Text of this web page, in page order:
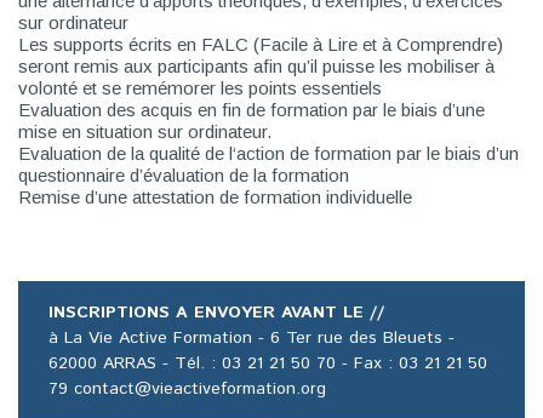
sur ordinateur
Les supports écrits en FALC (Facile à Lire et à Comprendre)
seront remis aux participants afin qu’il puisse les mobiliser à
volonté et se remémorer les points essentiels
Evaluation des acquis en fin de formation par le biais d’une
mise en situation sur ordinateur.
Evaluation de la qualité de l‘action de formation par le biais d’un
questionnaire d’évaluation de la formation
Remise d’une attestation de formation individuelle
INSCRIPTIONS A ENVOYER AVANT LE //
à La Vie Active Formation - 6 Ter rue des Bleuets -
62000 ARRAS - Tél. : 03 21 21 50 70 - Fax : 03 21 21 50
79 contact@vieactiveformation.org